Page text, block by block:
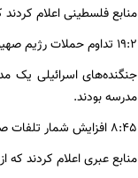
منابع فلسطینی اعلام کردند که جنگنده‌های
۱۹:۲ تداوم حملات رژیم صهیونیستی به غزه
جنگنده‌های اسرائیلی یک
مدرسه بودند.
۸:۴۵ افزایش شمار تلفات صهیونیستها
منابع عبری اعلام کردند که از آغاز عملیات